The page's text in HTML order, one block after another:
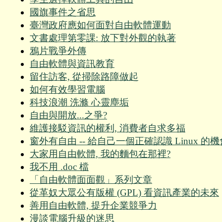
國旗事件之省思
臺灣政府應如何面對自由軟體運動
文書處理第零課: 放下對外觀的執著
鴉片戰爭外傳
自由軟體與資訊教育
留住訪客, 從掃除路障做起
如何有效學習電腦
科技浪潮 洗滌 心靈塵垢
自由與開放...之爭?
維護接駁資訊的權利, 消費者自求多福
窗外有自由 -- 給自己一個正確認識 Linux 的機
大家用自由軟體, 我的麵包在那裡?
我不用 .doc 檔
「自由軟體面面觀」系列文章
從革奴大眾公有版權 (GPL) 看資訊產業的未來
善用自由軟體, 提升企業競爭力
漫談電腦升級的迷思